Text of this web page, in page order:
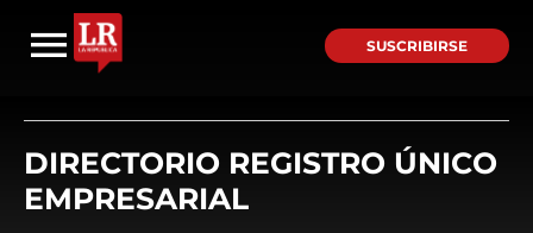
SUSCRIBIRSE
DIRECTORIO REGISTRO ÚNICO
EMPRESARIAL